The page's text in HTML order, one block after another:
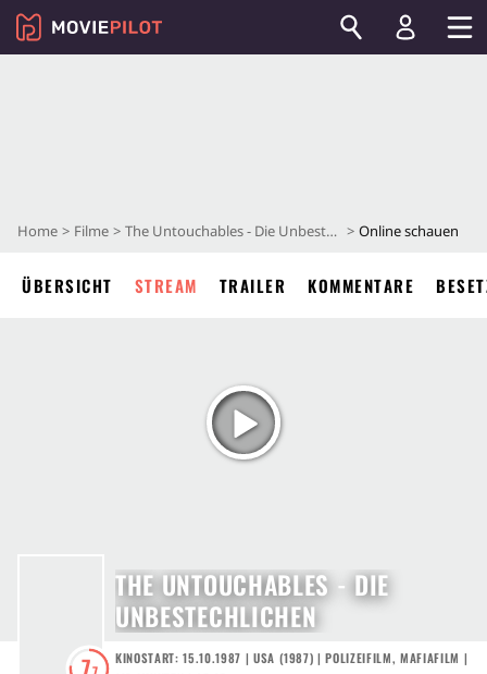
Home Filme The Untouchables - Die Unbestechlichen Online schauen
ÜBERSICHT STREAM TRAILER KOMMENTARE
7
THE UNTOUCHABLES - DIE
UNBESTECHLICHEN
KINOSTART: 15.10.1987 | USA (1987) |POLIZEIFILM,MAFIAFILM |